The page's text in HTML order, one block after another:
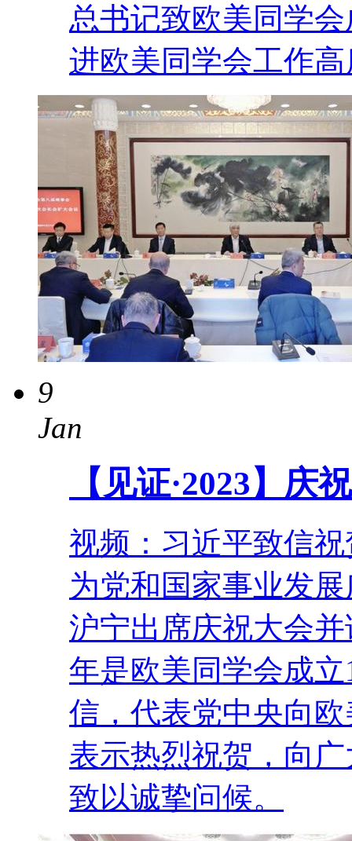
总书记致欧美同学
进欧美同学会工作
9
Jan
【见证·2023】庆
视频：习近平致信
为党和国家事业发
沪宁出席庆祝大会
年是欧美同学会成
信，代表党中央向
表示热烈祝贺，向
致以诚挚问候。